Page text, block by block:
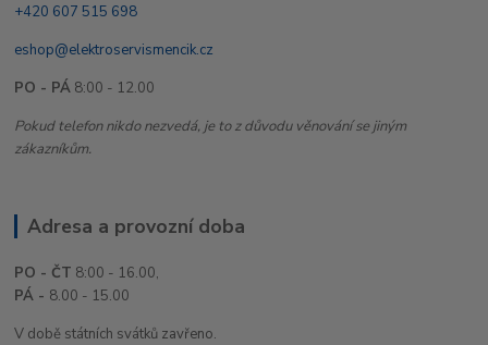
+420 607 515 698
eshop@elektroservismencik.cz
PO - PÁ 8:00 - 12.00
Pokud telefon nikdo nezvedá, je to z důvodu věnování se jiným
zákazníkům.
Adresa a provozní doba
PO - ČT 8:00 - 16.00,
PÁ - 8.00 - 15.00
V době státních svátků zavřeno.